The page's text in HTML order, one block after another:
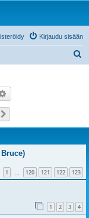
Kirjaudu sisään
1 … 120 121 122 123
1 2 3 4